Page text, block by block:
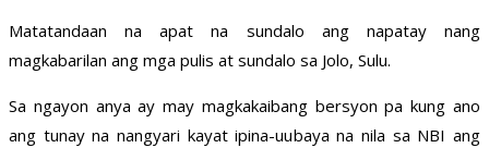
Matatandaan na apat na sundalo ang napatay nang
magkabarilan ang mga pulis at sundalo sa Jolo, Sulu.
Sa ngayon anya ay may magkakaibang bersyon pa kung ano
ang tunay na nangyari kayat ipina-uubaya na nila sa NBI ang